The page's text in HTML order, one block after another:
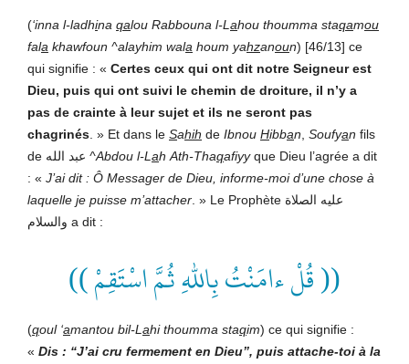
(‘inna l-ladhina qalou Rabbouna l-L ahou thoumma staqamou
fala khawfoun ^alayhim wala houm yahzanoun) [46/13] ce
qui signifie : « Certes ceux qui ont dit notre Seigneur est
Dieu, puis qui ont suivi le chemin de droiture, il n’y a
pas de crainte à leur sujet et ils ne seront pas
chagrinés . » Et dans le Sahih de Ibnou Hibban Soufyan fils
de عبد الله ^Abdou l-L ah Ath-Thaqafiyyque Dieu l’agrée a dit
: « J’ai dit : Ô Messager de Dieu, informe-moi d’une chose à
laquelle je puisse m’attacher . » Le Prophète عليه الصلاة
والسلام a dit :
(( قُلْ ءامَنْتُ بِاللهِ ثُمَّ اسْتَقِمْ ))
(qoul ‘amantou bil-L ahi thoumma staqim) ce qui signifie :
« Dis : “J’ai cru fermement en Dieu”, puis attache-toi à la